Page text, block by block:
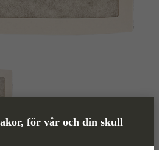
för vår och din skull